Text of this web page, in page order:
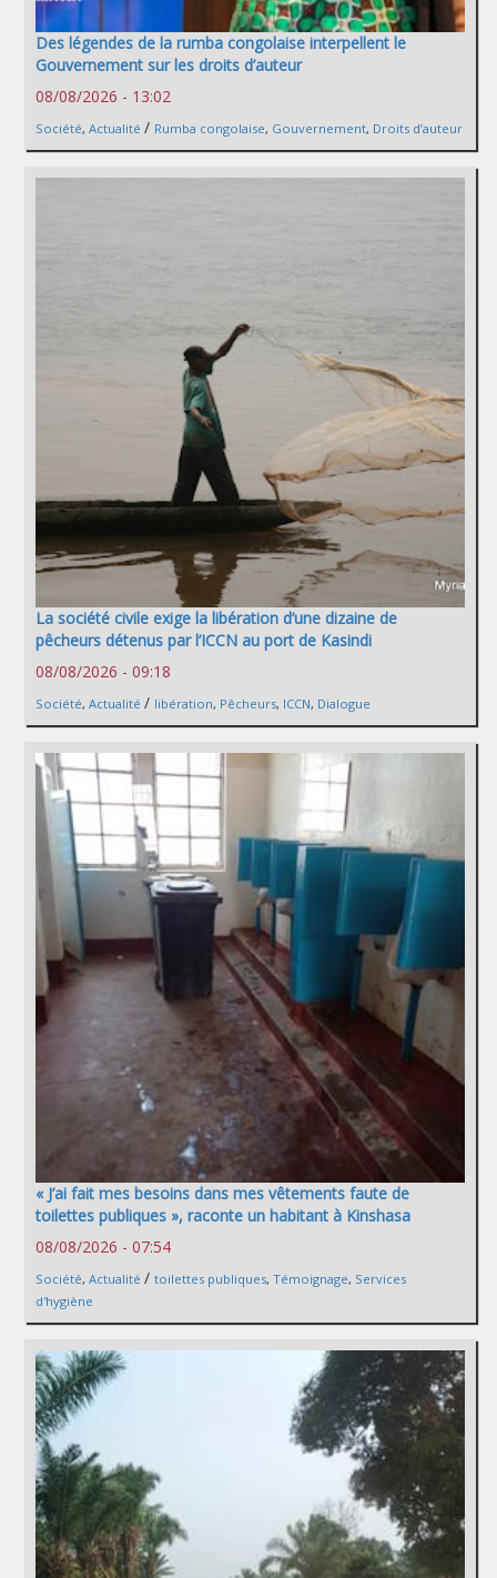
Des légendes de la rumba congolaise interpellent le
Gouvernement sur les droits d’auteur
08/08/2026 - 13:02
Société, Actualité / Rumba congolaise, Gouvernement, Droits d’auteur
La société civile exige la libération d’une dizaine de
pêcheurs détenus par l’ICCN au port de Kasindi
08/08/2026 - 09:18
Société, Actualité / libération, Pêcheurs, ICCN, Dialogue
« J’ai fait mes besoins dans mes vêtements faute de
toilettes publiques », raconte un habitant à Kinshasa
08/08/2026 - 07:54
Société, Actualité / toilettes publiques, Témoignage, Services
d'hygiène